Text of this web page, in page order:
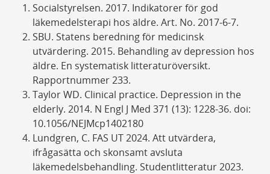
Socialstyrelsen. 2017. Indikatorer för god
läkemedelsterapi hos äldre. Art. No. 2017-6-7.
SBU. Statens beredning för medicinsk
utvärdering. 2015. Behandling av depression hos
äldre. En systematisk litteraturöversikt.
Rapportnummer 233.
Taylor WD. Clinical practice. Depression in the
elderly. 2014. N Engl J Med 371 (13): 1228-36. doi:
10.1056/NEJMcp1402180
Lundgren, C. FAS UT 2024. Att utvärdera,
ifrågasätta och skonsamt avsluta
läkemedelsbehandling. Studentlitteratur 2023.